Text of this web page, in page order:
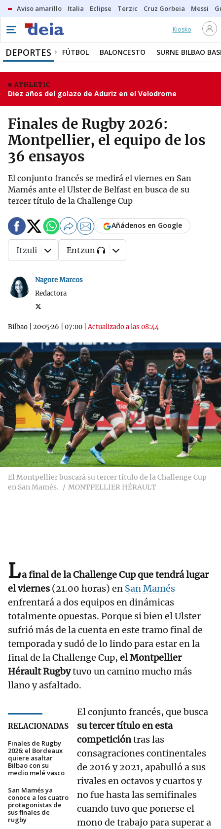
Aviso amarillo Italia Eclipse Terzic Cruz Gorbeia Messi
Kiosko
DEPORTES FÚTBOL BALONCESTO SURNE BILBAO
ATHLETIC
Diez años del golazo de Aduriz en el Velodrome
Finales de Rugby 2026:
Montpellier, el equipo de los
36 ensayos
El conjunto francés se medirá el viernes en San
Mamés ante el Ulster de Belfast en busca de su
tercer título de la Challenge Cup
Nagore Marcos
Redactora
Bilbao 20·05·26 07:00 |Actualizado a las 08:44
Añádenos en Google
Itzuli Entzun
El Montpellier buscará su tercer título de la Challenge Cup
en San Mamés.
MONTPELLIER HÉRAULT
La final de la Challenge Cup que tendrá lugar
el viernes (21.00 horas) en San Mamés
enfrentará a dos equipos en dinámicas
totalmente opuestas. Porque si bien el Ulster
sufrió más de la cuenta en este tramo final de
temporada y sudó de lo lindo para estar en la
final de la Challenge Cup, el Montpellier
Hérault Rugbytuvo un camino mucho más
llano y asfaltado.
RELACIONADAS
Finales de Rugby
2026: el Bordeaux
quiere asaltar
Bilbao con su
medio melé vasco
San Mamés ya
conoce a los cuatro
protagonistas de
sus finales de
rugby
El conjunto francés, que busca
su tercer título en esta
competicióntras las
consagraciones continentales
de 2016 y 2021, apabulló a sus
rivales en octavos y cuartos y
no fue hasta las semifinales
cuando tuvo que ponerse el
mono de trabajo para superar a